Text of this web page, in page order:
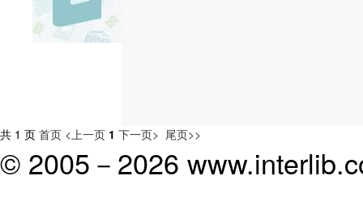
共 1 页 首页 <上一页 1 下一页> 尾页>>
© 2005－ 2026